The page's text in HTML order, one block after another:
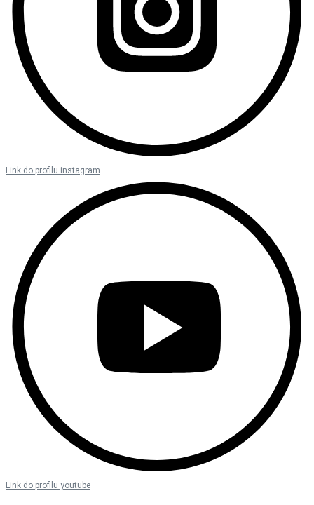
Link do profilu instagram
Link do profilu youtube